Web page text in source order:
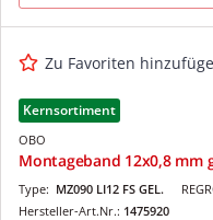
Zu Favoriten
Kernsortiment
OBO
Montageband 12x0,8 mm
Type: MZ090 LI12 FS GEL.
Hersteller-Art.Nr.: 1475920